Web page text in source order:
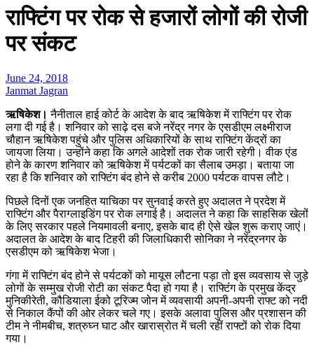
राफ्टिंग पर रोक से हजारों लोगों की रोजी
पर संकट
June 24, 2018
Janmat Jagran
ऋषिकेश। नैनीताल हाई कोर्ट के आदेश के बाद ऋषिकेश में राफ्टिंग पर रोक
लगा दी गई है। शनिवार को साढ़े दस बजे नरेंद्र नगर के एसडीएम लक्ष्मीराज
चौहान ऋषिकेश पहुंचे और पुलिस अधिकारियों के साथ राफ्टिंग केंद्रों का
जायजा लिया। उन्होंने कहा कि अगले आदेशों तक रोक जारी रहेगी। वीक एंड
होने के कारण शनिवार को ऋषिकेश में पर्यटकों का सैलाब उमड़ा। बताया जा
रहा है कि शनिवार को राफ्टिंग बंद होने से करीब 2000 पर्यटक वापस लौटे।
पिछले दिनों एक जनहित याचिका पर सुनवाई करते हुए अदालत ने प्रदेश में
राफ्टिंग और पैराग्लाइडिंग पर रोक लगाई है। अदालत ने कहा कि साहसिक खेलों
के लिए सरकार पहले नियमावली बनाए, इसके बाद ही ऐसे खेल शुरू कराए जाएं।
अदालत के आदेश के बाद टिहरी की जिलाधिकारी सोनिका ने नरेंद्रनगर के
एसडीएम को ऋषिकेश भेजा।
गंगा में राफ्टिंग बंद होने से पर्यटकों को मायूस लौटना पड़ा तो इस व्यवसाय से जुड़े
लोगों के सम्मुख रोजी रोटी का संकट पैदा हो गया है। राफ्टिंंग के प्रमुख केंद्र
मुनिकीरेती, कौडियाला ईको टूरिज्म जोन में व्यवसायी अपनी-अपनी राफ्ट को नदी
से निकाल कैंपों की ओर लेकर चले गए। इसके अलावा पुलिस और प्रशासन की
टीम ने नीमबीच, शत्रुघ्न घाट और खारास्रोत में चली रहीं राफ्टों को रोक दिया
गया।